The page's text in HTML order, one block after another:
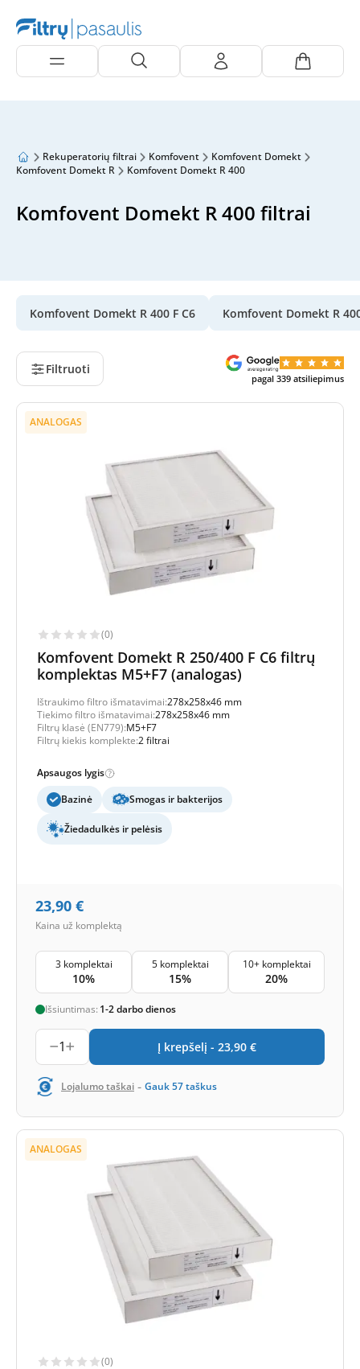
Rekuperatorių filtrai Komfovent
Komfovent Domekt
Komfovent Domekt R
Komfovent Domekt R 400
Komfovent Domekt R 400 filtrai
Komfovent Domekt R 400 F C6 Komfovent Domekt R
Filtruoti
pagal 339 atsiliepimus
ANALOGAS
(0)
Komfovent Domekt R 250/400 F C6 filtrų
komplektas M5+F7 (analogas)
Ištraukimo filtro išmatavimai:278x258x46 mm
Tiekimo filtro išmatavimai:278x258x46 mm
Filtrų klasė (EN779):M5+F7
Filtrų kiekis komplekte:2 filtrai
Apsaugos lygis
Bazinė
Smogas ir bakterijos
Žiedadulkės ir pelėsis
23,90 €
Kaina už komplektą
3 komplektai
10%
5 komplektai
15%
10+ komplektai
20%
Išsiuntimas: 1-2 darbo dienos
1 Į krepšelį - 23,90 €
Lojalumo taškai - Gauk57taškus
ANALOGAS
(0)